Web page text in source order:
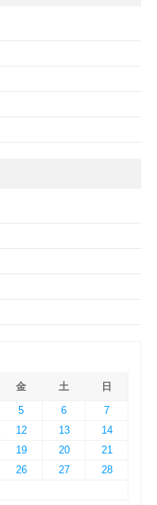
金 土
日
5 6
7
12 13
14
19 20
21
26 27
28